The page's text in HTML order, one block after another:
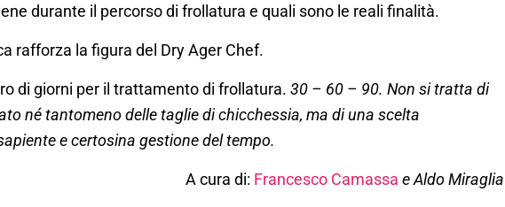
durante il percorso di frollatura e quali sono le reali finalità.
rafforza la figura del Dry Ager Chef.
di giorni per il trattamento di frollatura. 30 – 60 – 90. Non si tratta di
né tantomeno delle taglie di chicchessia, ma di una scelta
e certosina gestione del tempo.
A cura di: Francesco Camassa e Aldo Miraglia